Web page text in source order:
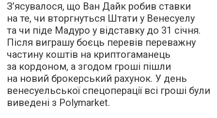
З’ясувалося, що Ван Дайк робив ставки
на те, чи вторгнуться Штати у Венесуелу
та чи піде Мадуро у відставку до 31 січня.
Після виграшу боєць перевів переважну
частину коштів на криптогаманець
за кордоном, а згодом гроші пішли
на новий брокерський рахунок. У день
венесуельської спецоперації всі гроші були
виведені з Polymarket.